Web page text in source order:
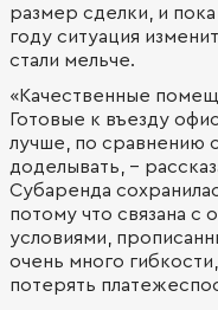
размер сделки, и
году ситуация
стали мельче.
«Качественные
Готовые к въезду
лучше, по сравнению
доделывать, -
Субаренда
потому что связана
условиями,
очень много
потерять